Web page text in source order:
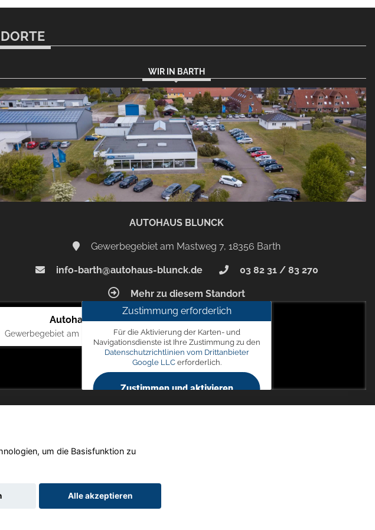
WIR IN BARTH
AUTOHAUS BLUNCK
Gewerbegebiet am Mastweg 7, 18356 Barth
info-barth@autohaus-blunck.de 03 82 31 / 83 270
Mehr zu diesem Standort
Autohaus Blunck
Gewerbegebiet am Mastweg 7, 18356 Barth
Zustimmung erforderlich
Für die Aktivierung der Karten- und
Navigationsdienste ist Ihre Zustimmung zu den
Datenschutzrichtlinien vom Drittanbieter
Google LLCerforderlich.
Zustimmen und aktivieren
Blunckum die Basisfunktion zu
Alle akzeptieren